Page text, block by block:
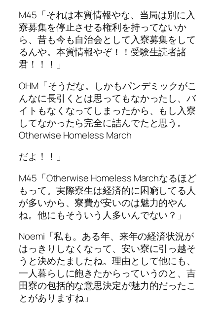
M45「それは本質情報やな、当局は別に入
寮募集を停止させる権利を持ってないか
ら、昔も今も自治会として入寮募集をして
るんや。本質情報やぞ！！受験生読者諸
君！！！」
OHM「そうだな。しかもパンデミックがこ
んなに長引くとは思ってもなかったし、バ
イトもなくなってしまったから、もし入寮
してなかったら完全に詰んでたと思う。
Otherwise Homeless March
だよ！！」
M45「Otherwise Homeless Marchなるほど
もって。実際寮生は経済的に困窮してる人
が多いから、寮費が安いのは魅力的やん
ね。他にもそういう人多いんでない？」
Noemi「私も。ある年、来年の経済状況が
はっきりしなくなって、安い寮に引っ越そ
うと決めたましたね。理由として他にも、
一人暮らしに飽きたからっていうのと、吉
田寮の包括的な意思決定が魅力的だったこ
とがありますね」